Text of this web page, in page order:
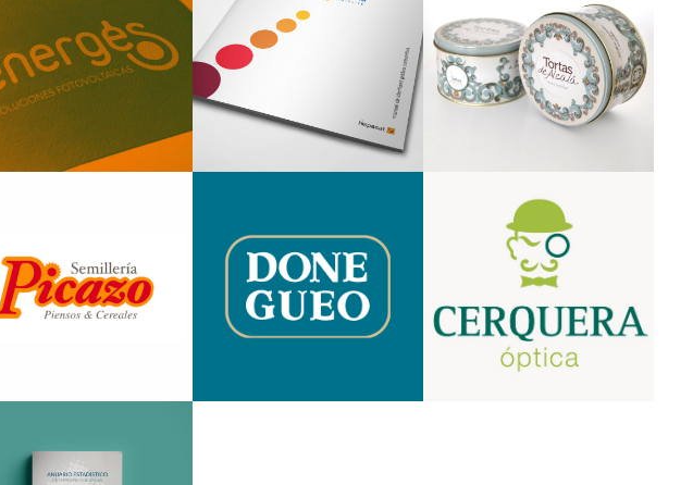
Diseño
Branding
Corporativo
Packaging
Creatividad
Packaging Rebranding
Corporativo Branding
Corporativo